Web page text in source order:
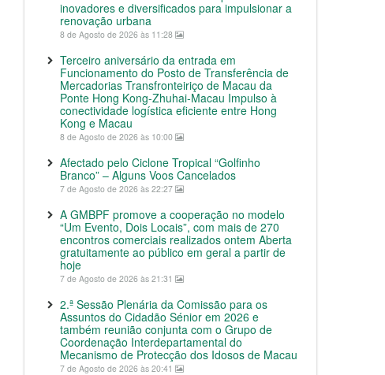
inovadores e diversificados para impulsionar a
renovação urbana
8 de Agosto de 2026 às 11:28
Terceiro aniversário da entrada em
Funcionamento do Posto de Transferência de
Mercadorias Transfronteiriço de Macau da
Ponte Hong Kong-Zhuhai-Macau Impulso à
conectividade logística eficiente entre Hong
Kong e Macau
8 de Agosto de 2026 às 10:00
Afectado pelo Ciclone Tropical “Golfinho
Branco” – Alguns Voos Cancelados
7 de Agosto de 2026 às 22:27
A GMBPF promove a cooperação no modelo
“Um Evento, Dois Locais”, com mais de 270
encontros comerciais realizados ontem Aberta
gratuitamente ao público em geral a partir de
hoje
7 de Agosto de 2026 às 21:31
2.ª Sessão Plenária da Comissão para os
Assuntos do Cidadão Sénior em 2026 e
também reunião conjunta com o Grupo de
Coordenação Interdepartamental do
Mecanismo de Protecção dos Idosos de Macau
7 de Agosto de 2026 às 20:41